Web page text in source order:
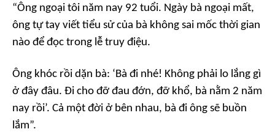
“Ông ngoại tôi năm nay 92 tuổi. Ngày bà ngoại mất,
ông tự tay viết tiểu sử của bà không sai mốc thời gian
nào để đọc trong lễ truy điệu.
Ông khóc rồi dặn bà: ‘Bà đi nhé! Không phải lo lắng gì
ở đây đâu. Đi cho đỡ đau đớn, đỡ khổ, bà nằm 2 năm
nay rồi’. Cả một đời ở bên nhau, bà đi ông sẽ buồn
lắm”.